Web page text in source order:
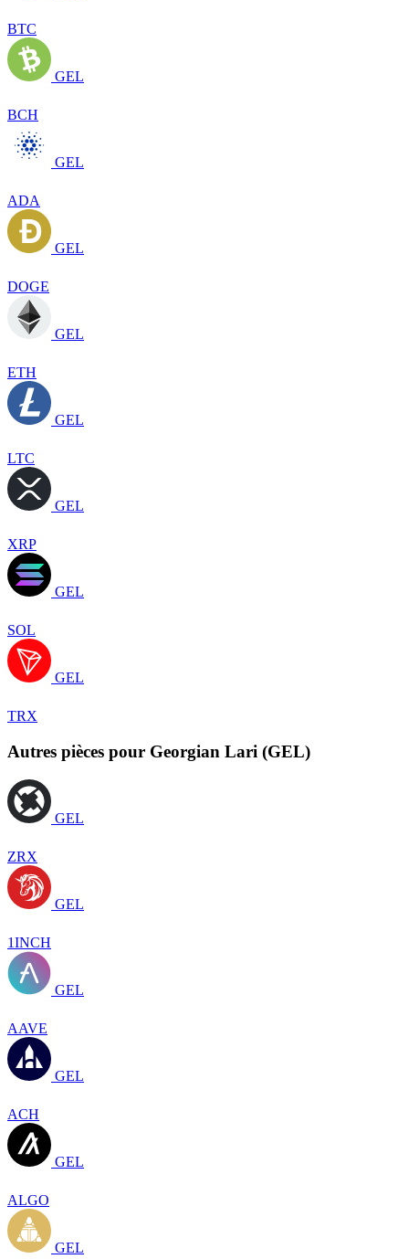
BTC
GEL
BCH
GEL
ADA
GEL
DOGE
GEL
ETH
GEL
LTC
GEL
XRP
GEL
SOL
GEL
TRX
Autres pièces pour Georgian Lari (GEL)
GEL
ZRX
GEL
1INCH
GEL
AAVE
GEL
ACH
GEL
ALGO
GEL